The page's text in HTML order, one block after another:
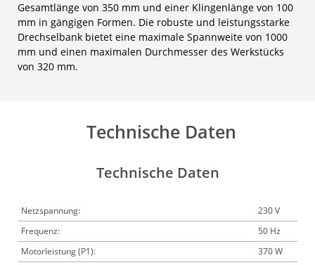
Gesamtlänge von 350 mm und einer Klingenlänge von 100
mm in gängigen Formen. Die robuste und leistungsstarke
Drechselbank bietet eine maximale Spannweite von 1000
mm und einen maximalen Durchmesser des Werkstücks
von 320 mm.
Technische Daten
Technische Daten
Netzspannung:
230 V
Frequenz:
50 Hz
Motorleistung (P1):
370 W